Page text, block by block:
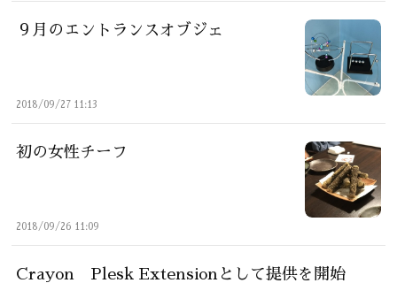
９月のエントランスオブジェ
2018/09/27 11:13
初の女性チーフ
2018/09/26 11:09
Crayon Plesk Extensionとして提供を開始